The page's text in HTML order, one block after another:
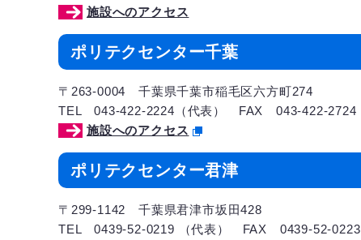
施設へのアクセス
ポリテクセンター千葉
〒263-0004 千葉県千葉市稲毛区六方町274
TEL 043-422-2224（代表） FAX 043-422-2724
施設へのアクセス
ポリテクセンター君津
〒299-1142 千葉県君津市坂田428
TEL 0439-52-0219 （代表） FAX 0439-52-0223